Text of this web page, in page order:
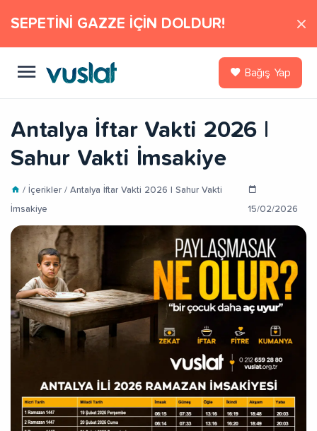
SEPETİNİ GAZZE İÇİN DOLDUR!
Bağış Yap
Antalya İftar Vakti 2026 |
Sahur Vakti İmsakiye
/ İçerikler / Antalya İftar Vakti 2026 | Sahur Vakti
İmsakiye 15/02/2026